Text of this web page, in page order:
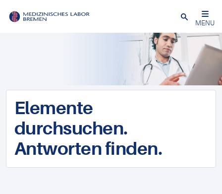
Schließen
MENU
Elemente
durchsuchen.
Antworten finden.